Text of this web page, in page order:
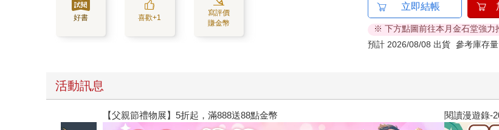
好書 喜歡+1
寫評價
賺金幣
立即結帳
※ 下方點圖前往本月金石堂強力
預計 2026/08/08 出貨 參考庫存
活動訊息
【父親節禮物展】5折起，滿888送88點金幣 閱讀漫遊錄-2026上半